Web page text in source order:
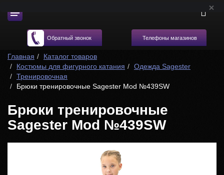
Обратный звонок Телефоны магазинов
Главная
Каталог товаров
Костюмы для фигурного катания
Одежда Sagester
Тренировочная
Брюки тренировочные Sagester Mod №439SW
Брюки тренировочные
Sagester Mod №439SW